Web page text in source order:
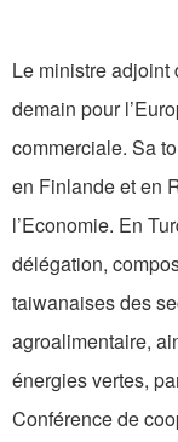
Le ministre adjoint
demain pour
commerciale. Sa
en Finlande et en
l’Economie. En
délégation,
taiwanaises des
agroalimentaire,
énergies vertes,
Conférence de